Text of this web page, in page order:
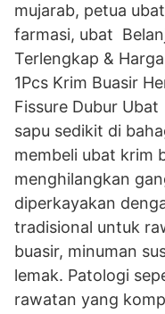
mujarab, petua
farmasi, ubat
Terlengkap &
1Pcs Krim Buasir
Fissure Dubur
sapu sedikit di
membeli ubat krim
menghilangkan
diperkayakan
tradisional untuk
buasir, minuman
lemak. Patologi
rawatan yang